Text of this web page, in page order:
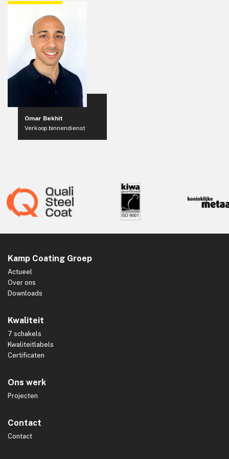
Omar Bekhit
Verkoop binnendienst
Kamp Coating Groep
Actueel
Over ons
Downloads
Kwaliteit
7 schakels
Kwaliteitlabels
Certificaten
Ons werk
Projecten
Contact
Contact